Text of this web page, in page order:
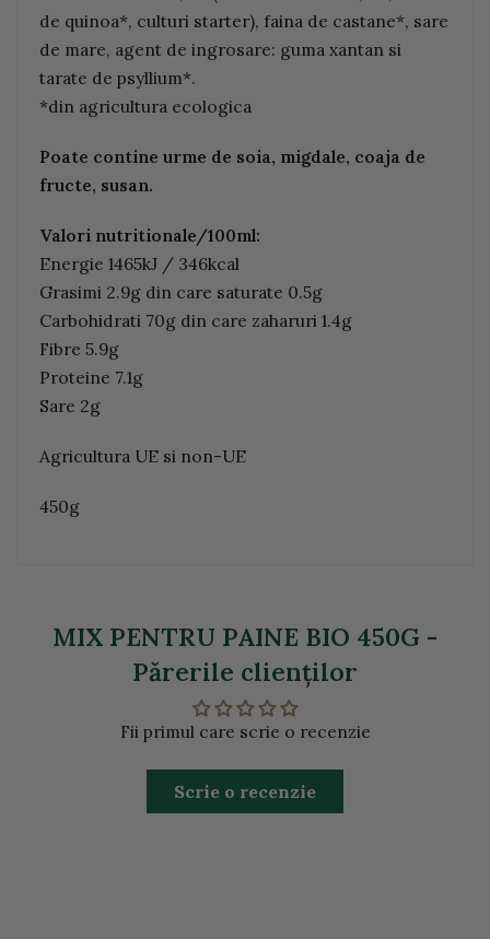
de quinoa*, culturi starter), faina de castane*, sare
de mare, agent de ingrosare: guma xantan si
tarate de psyllium*.
*din agricultura ecologica
Poate contine urme de soia, migdale, coaja de
fructe, susan.
Valori nutritionale/100ml:
Energie 1465kJ / 346kcal
Grasimi 2.9g din care saturate 0.5g
Carbohidrati 70g din care zaharuri 1.4g
Fibre 5.9g
Proteine 7.1g
Sare 2g
Agricultura UE si non-UE
450g
MIX PENTRU PAINE BIO 450G -
Părerile clienţilor
Fii primul care scrie o recenzie
Scrie o recenzie